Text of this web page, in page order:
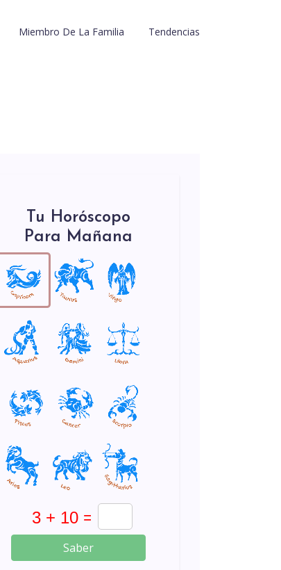
Miembro De La Familia Tendencias
Tu Horóscopo
Para Mañana
Saber